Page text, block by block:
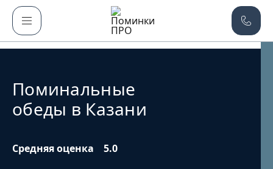
Поминальные
обеды в Казани
Средняя оценка 5.0